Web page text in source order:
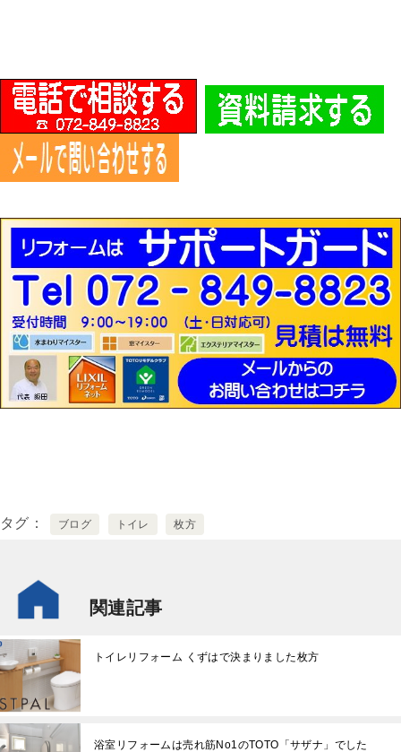
タグ ブログ トイレ 枚方
関連記事
トイレリフォーム くずはで決まりました枚方
浴室リフォームは売れ筋No1のTOTO「サザナ」でした